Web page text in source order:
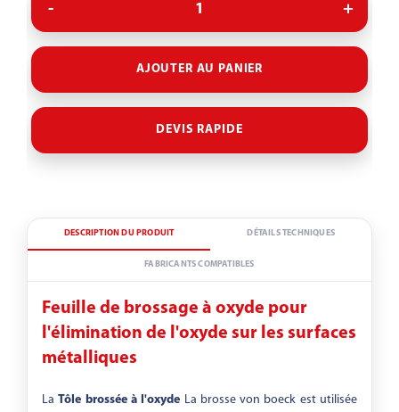
AJOUTER AU PANIER
DEVIS RAPIDE
DESCRIPTION DU PRODUIT DÉTAILS TECHNIQUES
FABRICANTS COMPATIBLES
Feuille de brossage à oxyde pour
l'élimination de l'oxyde sur les surfaces
métalliques
LaTôle brossée à l'oxyde La brosse von boeck est utilisée